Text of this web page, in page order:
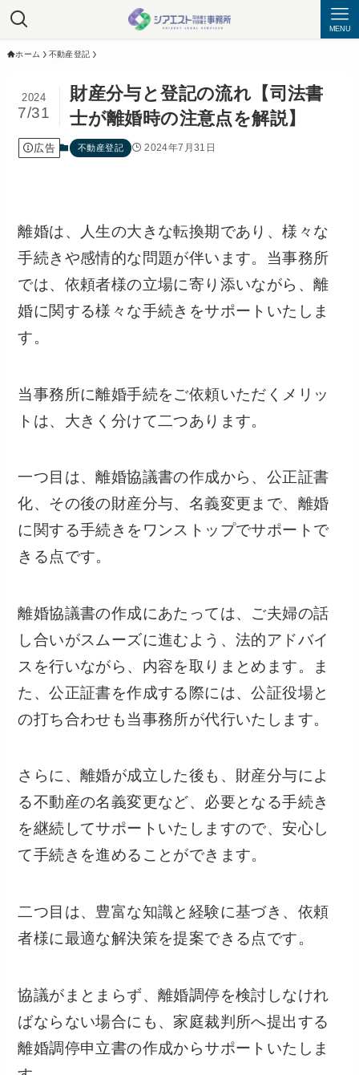
MENU
ホーム 不動産登記
財産分与と登記の流れ【司法書
士が離婚時の注意点を解説】
2024
7/31
広告 不動産登記 2024年7月31日
離婚は、人生の大きな転換期であり、様々な
手続きや感情的な問題が伴います。当事務所
では、依頼者様の立場に寄り添いながら、離
婚に関する様々な手続きをサポートいたしま
す。
当事務所に離婚手続をご依頼いただくメリッ
トは、大きく分けて二つあります。
一つ目は、離婚協議書の作成から、公正証書
化、その後の財産分与、名義変更まで、離婚
に関する手続きをワンストップでサポートで
きる点です。
離婚協議書の作成にあたっては、ご夫婦の話
し合いがスムーズに進むよう、法的アドバイ
スを行いながら、内容を取りまとめます。ま
た、公正証書を作成する際には、公証役場と
の打ち合わせも当事務所が代行いたします。
さらに、離婚が成立した後も、財産分与によ
る不動産の名義変更など、必要となる手続き
を継続してサポートいたしますので、安心し
て手続きを進めることができます。
二つ目は、豊富な知識と経験に基づき、依頼
者様に最適な解決策を提案できる点です。
協議がまとまらず、離婚調停を検討しなけれ
ばならない場合にも、家庭裁判所へ提出する
離婚調停申立書の作成からサポートいたしま